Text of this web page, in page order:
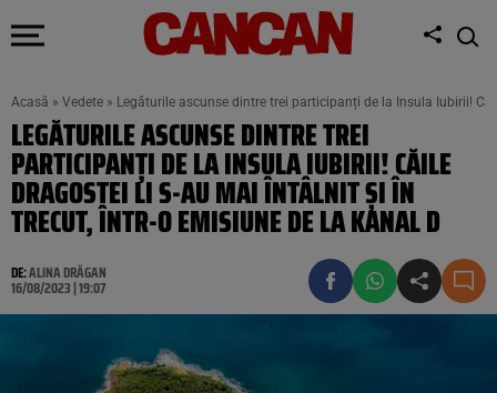
Acasă » Vedete » Legăturile ascunse dintre trei participanți de la Insula Iubirii!
LEGĂTURILE ASCUNSE DINTRE TREI
PARTICIPANȚI DE LA INSULA IUBIRII! CĂILE
DRAGOSTEI LI S-AU MAI ÎNTÂLNIT ȘI ÎN
TRECUT, ÎNTR-O EMISIUNE DE LA KANAL D
DE:ALINA DRĂGAN
16/08/2023 | 19:07